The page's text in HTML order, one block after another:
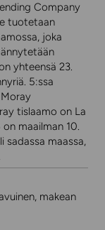
Company
tuotetaan
joka
yhteensä 23.
5:ssa
tislaamo on La
maailman 10.
sadassa maassa,
makean